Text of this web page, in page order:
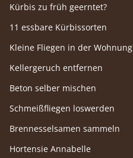
Kürbis zu früh geerntet?
11 essbare Kürbissorten
Kleine Fliegen in der Wohnung
Kellergeruch entfernen
Beton selber mischen
Schmeißfliegen loswerden
Brennesselsamen sammeln
Hortensie Annabelle